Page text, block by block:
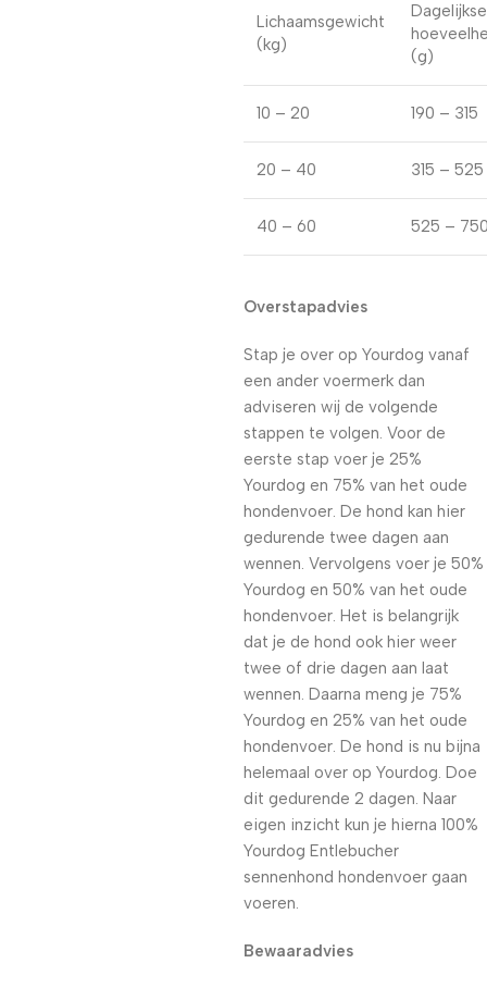
Lichaamsgewicht
(kg)
Dagelijkse
(g)
10 – 20 190 – 315
20 – 40 315 – 525
40 – 60 525 –
Overstapadvies
Stap je over op Yourdog vanaf
een ander voermerk dan
adviseren wij de volgende
stappen te volgen. Voor de
eerste stap voer je 25%
Yourdog en 75% van het oude
hondenvoer. De hond kan hier
gedurende twee dagen aan
wennen. Vervolgens voer je 50%
Yourdog en 50% van het oude
hondenvoer. Het is belangrijk
dat je de hond ook hier weer
twee of drie dagen aan laat
wennen. Daarna meng je 75%
Yourdog en 25% van het oude
hondenvoer. De hond is nu bijna
helemaal over op Yourdog. Doe
dit gedurende 2 dagen. Naar
eigen inzicht kun je hierna 100%
Yourdog Entlebucher
sennenhond hondenvoer gaan
voeren.
Bewaaradvies